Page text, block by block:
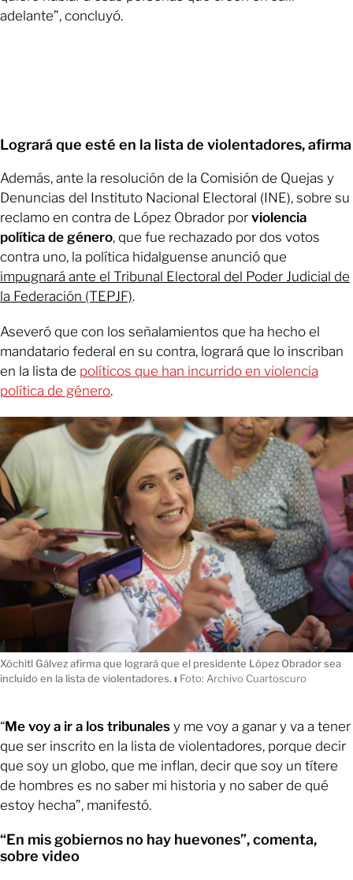
adelante”, concluyó.
Logrará que esté en la lista de violentadores, afirma
Además, ante la resolución de la Comisión de Quejas y
Denuncias del Instituto Nacional Electoral (INE), sobre su
reclamo en contra de López Obrador por violencia
política de género, que fue rechazado por dos votos
contra uno, la política hidalguense anunció que
impugnará ante el Tribunal Electoral del Poder Judicial de
la Federación (TEPJF).
Aseveró que con los señalamientos que ha hecho el
mandatario federal en su contra, logrará que lo inscriban
en la lista de políticos que han incurrido en violencia
política de género.
Xóchitl Gálvez afirma que logrará que el presidente López Obrador sea
incluido en la lista de violentadores. ı Foto: Archivo Cuartoscuro
“Me voy a ir a los tribunales y me voy a ganar y va a tener
que ser inscrito en la lista de violentadores, porque decir
que soy un globo, que me inflan, decir que soy un títere
de hombres es no saber mi historia y no saber de qué
estoy hecha”, manifestó.
“En mis gobiernos no hay huevones”, comenta,
sobre video